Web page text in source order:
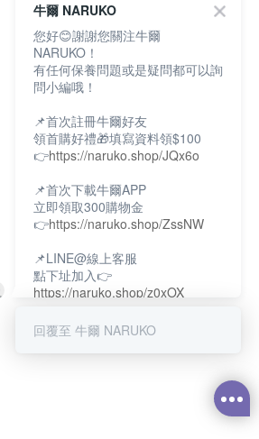
牛爾 NARUKO
您好😊謝謝您關注牛爾
NARUKO！
有任何保養問題或是疑問都可以詢
問小編哦！
📌首次註冊牛爾好友
領首購好禮🎁填寫資料領$100
👉https://naruko.shop/JQx6o
📌首次下載牛爾APP
立即領取300購物金
👉https://naruko.shop/ZssNW
📌LINE@線上客服
點下址加入👉
https://naruko.shop/z0xOX
📌電話客服：02-26581707
回覆至 牛爾 NARUKO